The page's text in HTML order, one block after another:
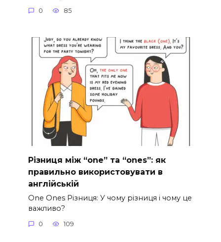
0 85
Різниця між “one” та “ones”: як
правильно використовувати в
англійській
One Ones Різниця: У чому різниця і чому це
важливо?
0 109